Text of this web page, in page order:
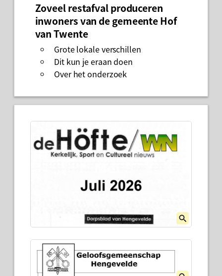
Zoveel restafval produceren
inwoners van de gemeente Hof
van Twente
Grote lokale verschillen
Dit kun je eraan doen
Over het onderzoek